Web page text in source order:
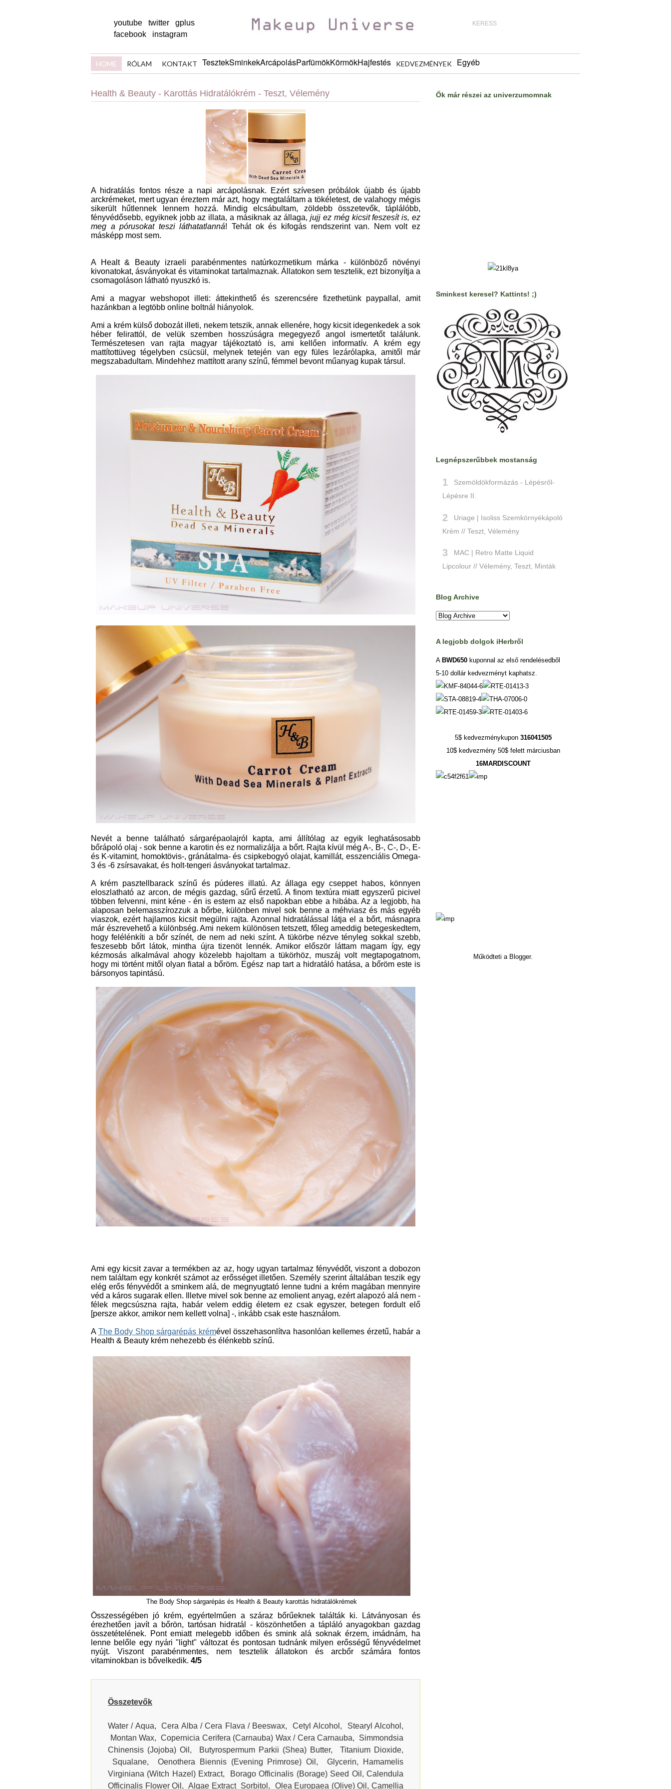
youtube twitter
gplus
facebook
instagram
HOME RÓLAM KONTAKT TesztekSminkekArcápolásParfümökKörmökHajfestés KEDVEZMÉNYEK Egyéb
Health & Beauty - Karottás Hidratálókrém - Teszt, Vélemény
A hidratálás fontos része a napi arcápolásnak. Ezért szívesen próbálok újabb és újabb
arckrémeket, mert ugyan éreztem már azt, hogy megtaláltam a tökéletest, de valahogy mégis
sikerült hűtlennek lennem hozzá. Mindig elcsábultam, zöldebb összetevők, táplálóbb,
fényvédősebb, egyiknek jobb az illata, a másiknak az állaga,jujj ez még kicsit feszesít is, ez
meg a pórusokat teszi láthatatlanná! Tehát ok és kifogás rendszerint van. Nem volt ez
másképp most sem.
A Healt & Beauty izraeli parabénmentes natúrkozmetikum márka - különböző növényi
kivonatokat, ásványokat és vitaminokat tartalmaznak. Állatokon sem tesztelik, ezt bizonyítja a
csomagoláson látható nyuszkó is.
Ami a magyar webshopot illeti: áttekinthető és szerencsére fizethetünk paypallal, amit
hazánkban a legtöbb online boltnál hiányolok.
Ami a krém külső dobozát illeti, nekem tetszik, annak ellenére, hogy kicsit idegenkedek a sok
héber felirattól, de velük szemben hosszúságra megegyező angol ismertetőt találunk.
Természetesen van rajta magyar tájékoztató is, ami kellően informatív. A krém egy
mattítottüveg tégelyben csücsül, melynek tetején van egy füles lezárólapka, amitől már
megszabadultam. Mindehhez mattított arany színű, fémmel bevont műanyag kupak társul.
Nevét a benne található sárgarépaolajról kapta, ami állítólag az egyik leghatásosabb
bőrápoló olaj - sok benne a karotin és ez normalizálja a bőrt. Rajta kívül még A-, B-, C-, D-, E-
és K-vitamint, homoktövis-, gránátalma- és csipkebogyó olajat, kamillát, esszenciális Omega-
3 és -6 zsírsavakat, és holt-tengeri ásványokat tartalmaz.
A krém pasztellbarack színű és púderes illatú. Az állaga egy cseppet habos, könnyen
eloszlatható az arcon, de mégis gazdag, sűrű érzetű. A finom textúra miatt egyszerű picivel
többen felvenni, mint kéne - én is estem az első napokban ebbe a hibába. Az a legjobb, ha
alaposan belemasszírozzuk a bőrbe, különben mivel sok benne a méhviasz és más egyéb
viaszok, ezért hajlamos kicsit megülni rajta. Azonnal hidratálással látja el a bőrt, másnapra
már észrevehető a különbség. Ami nekem különösen tetszett, főleg ameddig betegeskedtem,
hogy felélénkíti a bőr színét, de nem ad neki színt. A tükörbe nézve tényleg sokkal szebb,
feszesebb bőrt látok, mintha újra tizenöt lennék. Amikor először láttam magam így, egy
kézmosás alkalmával ahogy közelebb hajoltam a tükörhöz, muszáj volt megtapogatnom,
hogy mi történt mitől olyan fiatal a bőröm. Egész nap tart a hidratáló hatása, a bőröm este is
bársonyos tapintású.
Ami egy kicsit zavar a termékben az az, hogy ugyan tartalmaz fényvédőt, viszont a dobozon
nem találtam egy konkrét számot az erősséget illetően. Személy szerint általában teszik egy
elég erős fényvédőt a sminkem alá, de megnyugtató lenne tudni a krém magában mennyire
véd a káros sugarak ellen. Illetve mivel sok benne az emolient anyag, ezért alapozó alá nem -
félek megcsúszna rajta, habár velem eddig életem ez csak egyszer, betegen fordult elő
[persze akkor, amikor nem kellett volna] -, inkább csak este használom.
A The Body Shop sárgarépás krémével összehasonlítva hasonlóan kellemes érzetű, habár a
Health & Beauty krém nehezebb és élénkebb színű.
The Body Shop sárgarépás és Health & Beauty karottás hidratálókrémek
Összességében jó krém, egyértelműen a száraz bőrűeknek találták ki. Látványosan és
érezhetően javít a bőrön, tartósan hidratál - köszönhetően a tápláló anyagokban gazdag
összetételének. Pont emiatt melegebb időben és smink alá soknak érzem, imádnám, ha
lenne belőle egy nyári "light" változat és pontosan tudnánk milyen erősségű fényvédelmet
nyújt. Viszont parabénmentes, nem tesztelik állatokon és arcbőr számára fontos
vitaminokban is bővelkedik. 4/5
Összetevők
Water / Aqua, Cera Alba / Cera Flava / Beeswax, Cetyl Alcohol, Stearyl Alcohol,
Montan Wax, Copernicia Cerifera (Carnauba) Wax / Cera Carnauba, Simmondsia
Chinensis (Jojoba) Oil, Butyrospermum Parkii (Shea) Butter, Titanium Dioxide,
Squalane, Oenothera Biennis (Evening Primrose) Oil, Glycerin, Hamamelis
Virginiana (Witch Hazel) Extract, Borago Officinalis (Borage) Seed Oil, Calendula
Officinalis Flower Oil, Algae Extract Sorbitol, Olea Europaea (Olive) Oil, Camellia
Ők már részei az univerzumomnak
Sminkest keresel? Kattints! ;)
Legnépszerűbbek mostanság
Szemöldökformázás - Lépésről-
Lépésre II.
Uriage | Isoliss Szemkörnyékápoló
Krém // Teszt, Vélemény
MAC | Retro Matte Liquid
Lipcolour // Vélemény, Teszt, Minták
Blog Archive
A legjobb dolgok iHerbről
A BWD650 kuponnal az első rendelésedből
5-10 dollár kedvezményt kaphatsz.
5$ kedvezménykupon 316041505
10$ kedvezmény 50$ felett márciusban
16MARDISCOUNT
Működteti a Blogger.